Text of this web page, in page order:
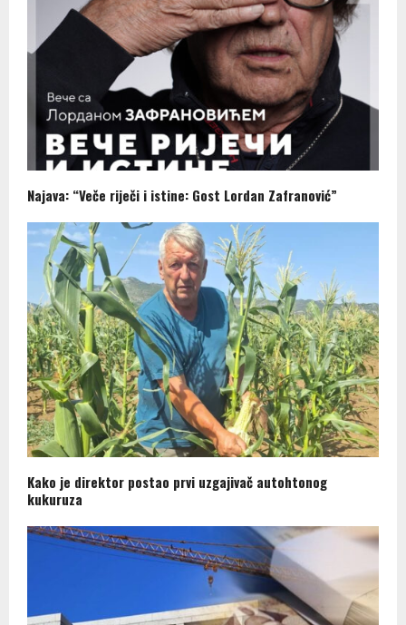
Najava: “Veče riječi i istine: Gost Lordan Zafranović”
Kako je direktor postao prvi uzgajivač autohtonog
kukuruza